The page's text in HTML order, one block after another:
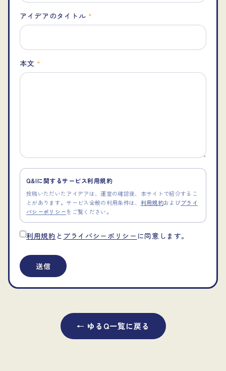
アイデアのタイトル *
本文 *
Q&Iに関するサービス利用規約
投稿いただいたアイデアは、運営の確認後、本サイトで紹介するこ
とがあります。サービス全般の利用条件は、 利用規約およびプライ
バシーポリシーをご覧ください。
利用規約 と プライバシーポリシー に同意します。
送信
← ゆるQ一覧に戻る